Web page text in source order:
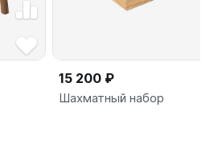
15 200 ₽
Шахматный набор